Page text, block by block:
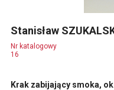
Stanisław
Nr katalogowy
16
Krak zabijający smoka,